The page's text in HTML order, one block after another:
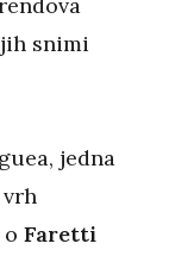
snimi
jedna
Faretti